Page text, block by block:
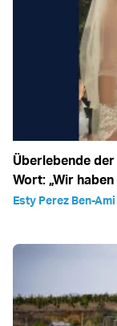
Überlebende
Wort: „Wir
Esty Perez Ben-Ami